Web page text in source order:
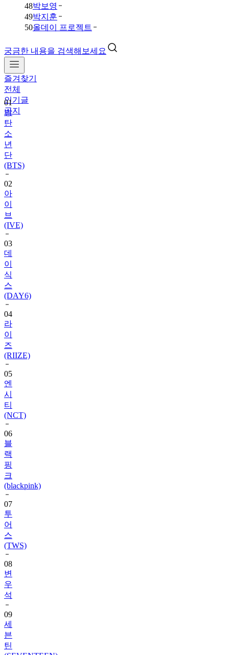
48박보영
49박지훈
50올데이 프로젝트
궁금한 내용을 검색해보세요
즐겨찾기
전체
인기글
공지
01
방
탄
소
년
단
(BTS)
02
아
이
브
(IVE)
03
데
이
식
스
(DAY6)
04
라
이
즈
(RIIZE)
05
엔
시
티
(NCT)
06
블
랙
핑
크
(blackpink)
07
투
어
스
(TWS)
08
변
우
석
09
세
븐
틴
(SEVENTEEN)